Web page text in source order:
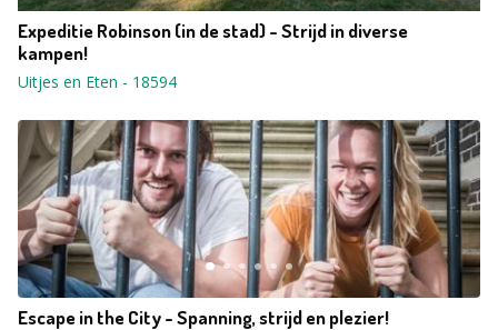
Expeditie Robinson (in de stad) - Strijd in diverse
kampen!
Uitjes en Eten - 18594
Escape in the City - Spanning, strijd en plezier!